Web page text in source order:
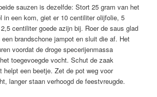
sauzen is dezelfde: Stort 25 gram van het
in een kom, giet er 10 centiliter olijfolie, 5
centiliter goede azijn bij. Roer de saus glad
brandschone jampot en sluit die af. Het
voordat de droge specerijenmassa
toegevoegde vocht. Schut de zaak
helpt een beetje. Zet de pot weg voor
langer staan verhoogd de feestvreugde.